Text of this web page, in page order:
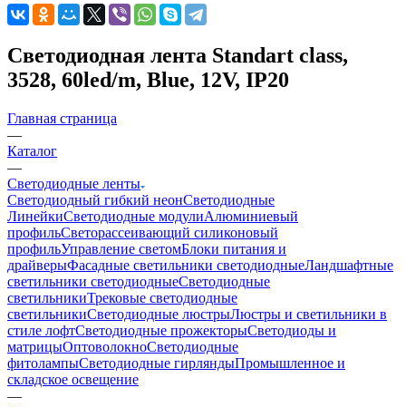
Светодиодная лента Standart class,
3528, 60led/m, Blue, 12V, IP20
Главная страница
—
Каталог
—
Светодиодные ленты
Светодиодный гибкий неонСветодиодные
ЛинейкиСветодиодные модулиАлюминиевый
профильСветорассеивающий силиконовый
профильУправление светомБлоки питания и
драйверыФасадные светильники светодиодныеЛандшафтные
светильники светодиодныеСветодиодные
светильникиТрековые светодиодные
светильникиСветодиодные люстрыЛюстры и светильники в
стиле лофтСветодиодные прожекторыСветодиоды и
матрицыОптоволокноСветодиодные
фитолампыСветодиодные гирляндыПромышленное и
складское освещение
—